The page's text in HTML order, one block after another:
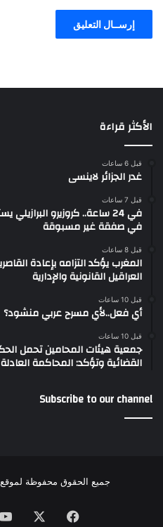
الأكثر قراءة
قبل 6 ساعات
غدر الجزائر لاينسى
قبل 7 ساعات
في صفقة غير مسبوقة
قبل 8 ساعات
المغرب يؤكد التزامه بإعادة
العراقيل القانونية والإدارية
قبل 10 ساعات
أي فعل..لأي مسرح عربي منشود؟
قبل 10 ساعات
جمعية هيئات المحامين تحمل
القضائية وتؤكد: المحاكمة
Subscribe to our channel
جميع الحقوق محفوظة لموقع
Facebook